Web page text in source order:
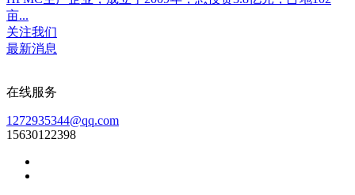
亩...
关注我们
最新消息
在线服务
1272935344@qq.com
15630122398